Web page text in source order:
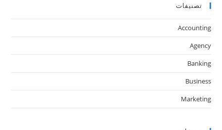
تصنيفات
Accounting
Agency
Banking
Business
Marketing